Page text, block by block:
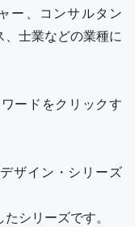
ー、コンサルタン
、士業などの業種に
ードをクリックす
ザイン・シリーズ
シリーズです。